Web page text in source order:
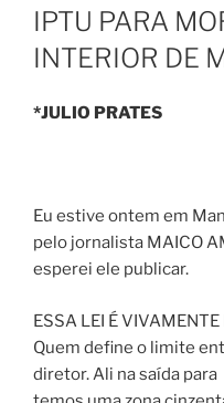
EM
IPTU PARA
INTERIOR DE
*JULIO PRATES
Eu estive ontem em
pelo jornalista MAICO
esperei ele publicar.
ESSA LEI É
Quem define o limite
diretor. Ali na saída